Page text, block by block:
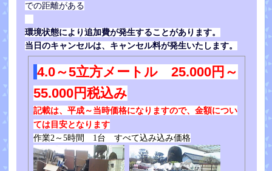
での距離がある
環境状態により追加費が発生することがあります。
当日のキャンセルは、キャンセル料が発生いたします。
4.0～5立方メートル 25.000円～
55.000円税込み
記載は、平成～当時価格になりますので、金額につい
ては目安となります
作業2～5時間 1台 すべて込み込み価格